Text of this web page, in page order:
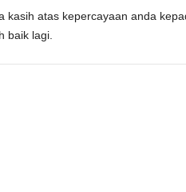
kasih atas kepercayaan anda
baik lagi.